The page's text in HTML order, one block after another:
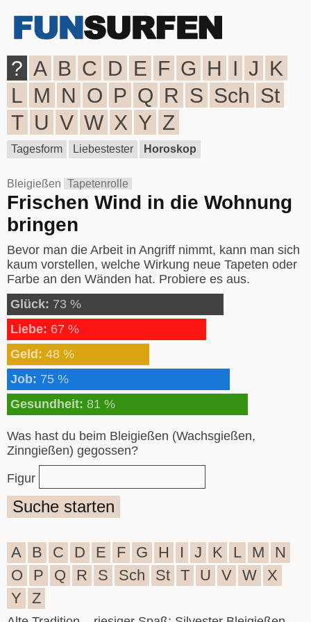
? A B C D E F G H I J K
L M N O P Q R S Sch St
T U V W X Y Z
Tagesform Liebestester Horoskop
Bleigießen Tapetenrolle
Frischen Wind in die Wohnung
bringen
Bevor man die Arbeit in Angriff nimmt, kann man sich
kaum vorstellen, welche Wirkung neue Tapeten oder
Farbe an den Wänden hat. Probiere es aus.
Glück: 73 %
Liebe: 67 %
Geld: 48 %
Job: 75 %
Gesundheit: 81 %
Was hast du beim Bleigießen (Wachsgießen,
Zinngießen) gegossen?
Figur
Suche starten
A B C D E F G H I J K L M
N
O
P Q R S Sch St T U V W X
Y
Z